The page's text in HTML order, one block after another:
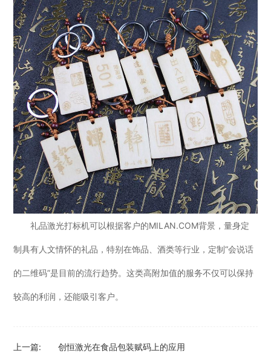
礼品激光打标机可以根据客户的MILAN.COM背景，量身定
制具有人文情怀的礼品，特别在饰品、酒类等行业，定制“会说话
的二维码”是目前的流行趋势。这类高附加值的服务不仅可以保持
较高的利润，还能吸引客户。
上一篇: 创恒激光在食品包装赋码上的应用